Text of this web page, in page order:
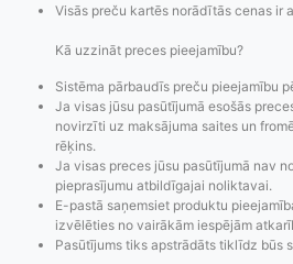
Pasūtījumu statusa
maiņas
paziņojumi,
Visi
to
Visās preču kartēs norādītās cenas ir
Kā uzzināt preces pieejamību?
Sistēma pārbaudīs preču pieejamību
Ja visas jūsu pasūtījumā esošās
novirzīti uz maksājuma saites un
rēķins.
Ja visas preces jūsu pasūtījumā nav
pieprasījumu atbildīgajai noliktavai.
E-pastā saņemsiet produktu
izvēlēties no vairākām iespējām
Pasūtījums tiks apstrādāts tiklīdz būs